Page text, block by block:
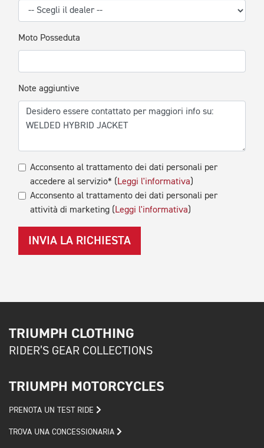
Moto Posseduta
Note aggiuntive
Acconsento al trattamento dei dati personali per
accedere al servizio* (Leggi l'informativa)
Acconsento al trattamento dei dati personali per
attività di marketing (Leggi l'informativa)
INVIA LA RICHIESTA
TRIUMPH CLOTHING
RIDER’S GEAR COLLECTIONS
TRIUMPH MOTORCYCLES
PRENOTA UN TEST RIDE
TROVA UNA CONCESSIONARIA